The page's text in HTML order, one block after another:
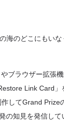
海のどこにもいな
ブラウザー拡張
Link Card」
してGrand Prize
の知見を発信して